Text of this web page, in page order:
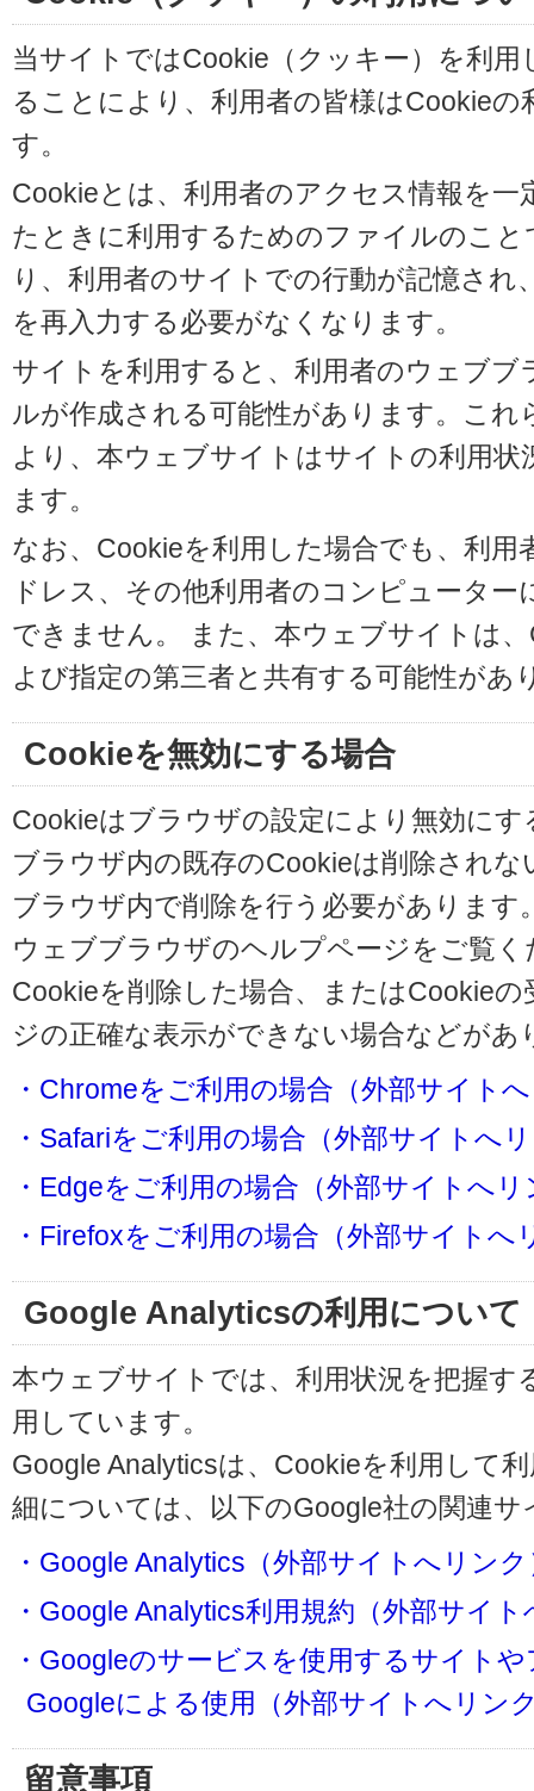
当サイトではCookie（クッキー）を利
ることにより、利用者の皆様はCookie
す。
Cookieとは、利用者のアクセス情報を
たときに利用するためのファイルのこ
り、利用者のサイトでの行動が記憶さ
を再入力する必要がなくなります。
サイトを利用すると、利用者のウェブ
ルが作成される可能性があります。こ
より、本ウェブサイトはサイトの利用
ます。
なお、Cookieを利用した場合でも、利用
ドレス、その他利用者のコンピュータ
できません。 また、本ウェブサイトは
よび指定の第三者と共有する可能性があ
Cookieを無効にする場合
Cookieはブラウザの設定により無効に
ブラウザ内の既存のCookieは削除され
ブラウザ内で削除を行う必要があります
ウェブブラウザのヘルプページをご覧く
Cookieを削除した場合、またはCookie
ジの正確な表示ができない場合などが
・Chromeをご利用の場合（外部サイト
・Safariをご利用の場合（外部サイトへ
・Edgeをご利用の場合（外部サイトへリ
・Firefoxをご利用の場合（外部サイトへ
Google Analyticsの利用について
本ウェブサイトでは、利用状況を把握す
用しています。
Google Analyticsは、Cookieを利用して
細については、以下のGoogle社の関連
・Google Analytics（外部サイトへリンク
・Google Analytics利用規約（外部サイ
・Googleのサービスを使用するサイト
Googleによる使用（外部サイトへリン
留意事項